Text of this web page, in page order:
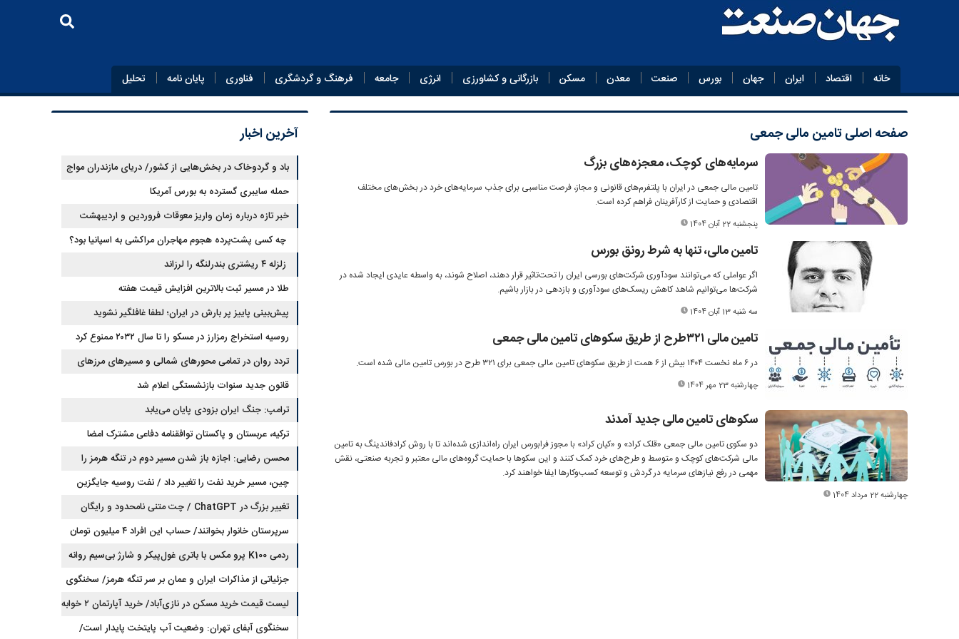
خانه اقتصاد ایران جهان بورس صنعت معدن مسکن بازرگانی و کشاورزی انرژی جامعه فرهنگ و گردشگری فناوری پایان‌ نامه تحلیل
صفحه اصلیتامین مالی جمعی
سرمایه‌های کوچک، معجزه‌های بزرگ
تامین مالی جمعی در ایران با پلتفرم‌های قانونی و مجاز، فرصت مناسبی برای جذب سرمایه‌های خرد در بخش‌های مختلف
اقتصادی و حمایت از کارآفرینان فراهم کرده است.
پنجشنبه 22 آبان 1404
تامین مالی، تنها به شرط رونق بورس
اگر عواملی که می‌توانند سودآوری شرکت‌های بورسی ایران را تحت‌تاثیر قرار دهند، اصلاح شوند، به واسطه عایدی ایجاد شده در
شرکت‌ها می‌توانیم شاهد کاهش ریسک‌های سودآوری و بازدهی در بازار باشیم.
سه شنبه 13 آبان 1404
تامین مالی ۳۲۱طرح از طریق سکوهای تامین مالی جمعی
در ۶ ماه نخست ۱۴۰۴ بیش از ۶ همت از طریق سکوهای تامین مالی جمعی برای ۳۲۱ طرح در بورس تامین مالی شده است.
چهارشنبه 23 مهر 1404
سکوهای تامین مالی جدید آمدند
دو سکوی تامین مالی جمعی «قلک کراد» و «کیان کراد» با مجوز فرابورس ایران راه‌اندازی شده‌اند تا با روش کرادفاندینگ به تامین
مالی شرکت‌های کوچک و متوسط و طرح‌های خرد کمک کنند و این سکوها با حمایت گروه‌های مالی معتبر و تجربه صنعتی، نقش
مهمی در رفع نیازهای سرمایه در گردش و توسعه کسب‌وکارها ایفا خواهند کرد.
چهارشنبه 22 مرداد 1404
آخرین اخبار
باد و گردوخاک در بخش‌هایی از کشور/ دریای مازندران مواج
است
حمله سایبری گسترده به بورس آمریکا
خبر تازه درباره زمان واریز معوقات فروردین و اردیبهشت
بازنشستگان تامین اجتماعی
چه کسی پشت‌پرده هجوم مهاجران مراکشی به اسپانیا بود؟
زلزله ۴ ریشتری بندرلنگه را لرزاند
طلا در مسیر ثبت بالاترین افزایش قیمت هفته
پیش‌بینی پاییز پر بارش در ایران؛ لطفا غافلگیر نشوید
روسیه استخراج رمزارز در مسکو را تا سال ۲۰۳۲ ممنوع کرد
تردد روان در تمامی محورهای شمالی و مسیرهای مرزهای
اربعین
قانون جدید سنوات بازنشستگی اعلام شد
ترامپ: جنگ ایران بزودی پایان می‌یابد
ترکیه، عربستان و پاکستان توافقنامه دفاعی مشترک امضا
می‌کنند
محسن رضایی: اجازه باز شدن مسیر دوم در تنگه هرمز را
نخواهیم داد
چین، مسیر خرید نفت را تغییر داد / نفت روسیه جایگزین
نفت عربستان شد
تغییر بزرگ در ChatGPT / چت متنی نامحدود و رایگان
سرپرستان خانوار بخوانند/ حساب این افراد ۴ میلیون تومان
شارژ شد
ردمی K100 پرو مکس با باتری غول‌پیکر و شارژ بی‌سیم روانه
بازار می‌شود
جزئیاتی از مذاکرات ایران و عمان بر سر تنگه هرمز/ سخنگوی
هیات رئیسه مجلس: بیانیه‌ای شامل تصحیح مسیر تردد دریایی
در تنگه، در آستانه نهایی شدن است
لیست قیمت خرید مسکن در نازی‌آباد/ خرید آپارتمان ۲ خوابه
در این منطقه چقدر سرمایه نیاز دارد؟ + جدول مردادماه ۱۴۰۵
سخنگوی آبفای تهران: وضعیت آب پایتخت پایدار است/